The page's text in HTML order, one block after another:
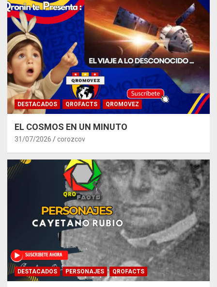
DESTACADOS QROFACTS QROMOVEZ
EL COSMOS EN UN MINUTO
31/07/2026 corozcov
DESTACADOS PERSONAJES QROFACTS